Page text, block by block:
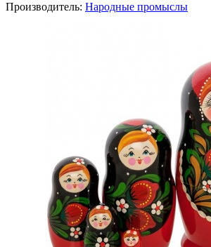
Производитель: Народные промыслы